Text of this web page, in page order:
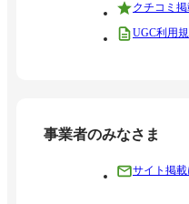
クチコミ
UGC利用
事業者のみなさま
サイト掲